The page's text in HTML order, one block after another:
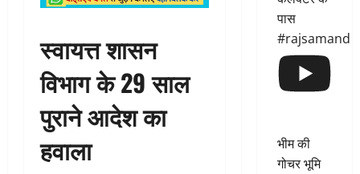
स्वायत्त शासन
विभाग के 29 साल
पुराने आदेश का
हवाला
पास
#rajsamand
भीम की
गोचर भूमि